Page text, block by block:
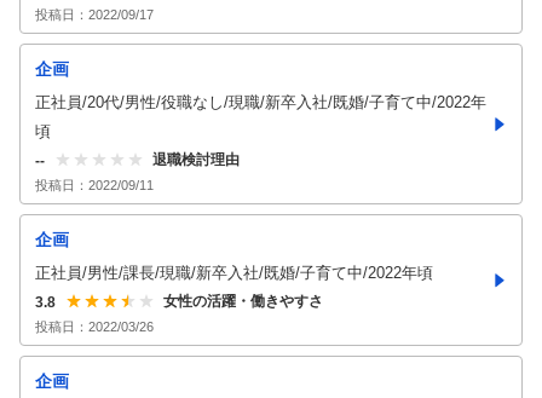
投稿日： 2022/09/17
企画
正社員/20代/男性/役職なし/現職/新卒入社/既婚/子育て中/2022年
頃
-- 退職検討理由
投稿日： 2022/09/11
企画
正社員/男性/課長/現職/新卒入社/既婚/子育て中/2022年頃
3.8 女性の活躍・働きやすさ
投稿日： 2022/03/26
企画